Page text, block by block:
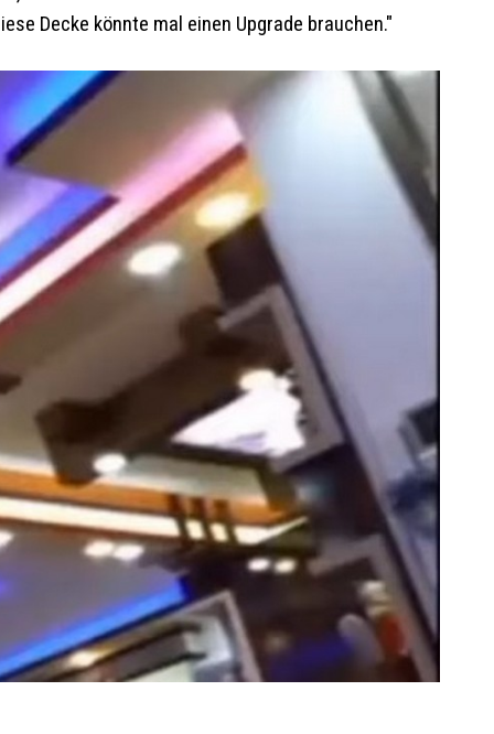
Decke könnte mal einen Upgrade brauchen."